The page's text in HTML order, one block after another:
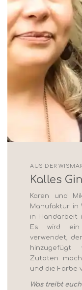
AUS DER
Kalles Gin
Karen und
Manufaktur in
in Handarbeit
Es wird ein
verwendet,
hinzugefügt
Zutaten
und die Farbe
Was treibt